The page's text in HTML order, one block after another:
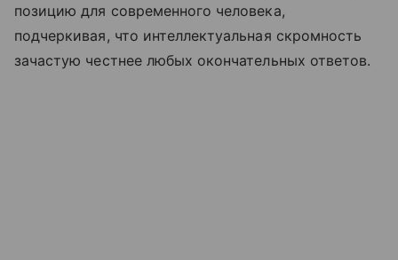
позицию для современного человека,
подчеркивая, что интеллектуальная скромность
зачастую честнее любых окончательных ответов.